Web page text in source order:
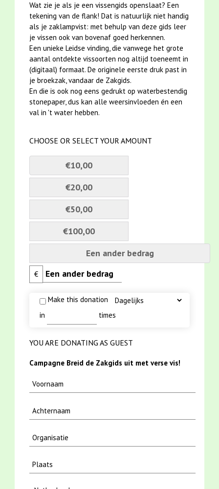
Wat zie je als je een vissengids openslaat? Een
tekening van de flank! Dat is natuurlijk niet handig
als je zaklampvist: met behulp van deze gids leer
je vissen ook van bovenaf goed herkennen.
Een unieke Leidse vinding, die vanwege het grote
aantal ontdekte vissoorten nog altijd toeneemt in
(digitaal) formaat. De originele eerste druk past in
je broekzak, vandaar de Zakgids.
En die is ook nog eens gedrukt op waterbestendig
stonepaper, dus kan alle weersinvloeden én een
val in 't water hebben.
CHOOSE OR SELECT YOUR AMOUNT
€10,00
€20,00
€50,00
€100,00
Een ander bedrag
€
Make this donation
in
times
YOU ARE DONATING AS GUEST
Campagne Breid de Zakgids uit met verse vis!